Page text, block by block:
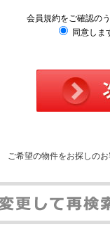
会員規約をご確認の
同意しま
ご希望の物件をお探しの